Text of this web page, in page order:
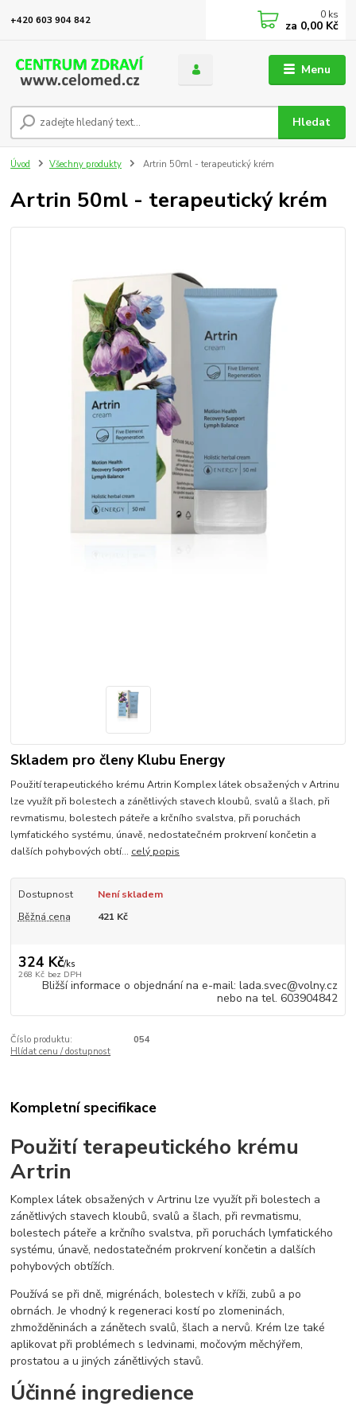
Menu
Hledat
+420 603 904 842 0 ks
za 0,00 Kč
Úvod Všechny produkty Artrin 50ml - terapeutický krém
Artrin 50ml - terapeutický krém
Skladem pro členy Klubu Energy
Použití terapeutického krému Artrin Komplex látek obsažených v Artrinu
lze využít při bolestech a zánětlivých stavech kloubů, svalů a šlach, při
revmatismu, bolestech páteře a krčního svalstva, při poruchách
lymfatického systému, únavě, nedostatečném prokrvení končetin a
dalších pohybových obtí... celý popis
Dostupnost
Není skladem
Běžná cena
421 Kč
324 Kč/ks
268 Kč bez DPH
Bližší informace o objednání na e-mail: lada.svec@volny.cz
nebo na tel. 603904842
Číslo produktu:
054
Hlídat cenu / dostupnost
Kompletní specifikace
Použití terapeutického krému
Artrin
Komplex látek obsažených v Artrinu lze využít při bolestech a
zánětlivých stavech kloubů, svalů a šlach, při revmatismu,
bolestech páteře a krčního svalstva, při poruchách lymfatického
systému, únavě, nedostatečném prokrvení končetin a dalších
pohybových obtížích.
Používá se při dně, migrénách, bolestech v kříži, zubů a po
obrnách. Je vhodný k regeneraci kostí po zlomeninách,
zhmožděninách a zánětech svalů, šlach a nervů. Krém lze také
aplikovat při problémech s ledvinami, močovým měchýřem,
prostatou a u jiných zánětlivých stavů.
Účinné ingredience